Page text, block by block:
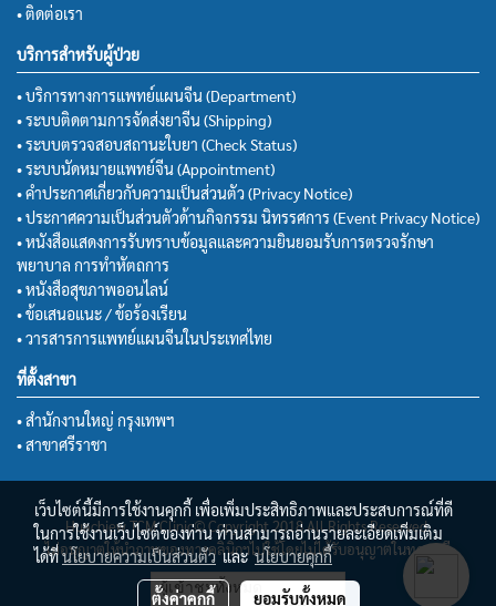
• ติดต่อเรา
บริการสำหรับผู้ป่วย
• บริการทางการแพทย์แผนจีน (Department)
• ระบบติดตามการจัดส่งยาจีน (Shipping)
• ระบบตรวจสอบสถานะใบยา (Check Status)
• ระบบนัดหมายแพทย์จีน (Appointment)
• คำประกาศเกี่ยวกับความเป็นส่วนตัว (Privacy Notice)
• ประกาศความเป็นส่วนตัวด้านกิจกรรม นิทรรศการ (Event Privacy Notice)
• หนังสือแสดงการรับทราบข้อมูลและความยินยอมรับการตรวจรักษา
พยาบาล การทำหัตถการ
• หนังสือสุขภาพออนไลน์
• ข้อเสนอแนะ / ข้อร้องเรียน
• วารสารการแพทย์แผนจีนในประเทศไทย
ที่ตั้งสาขา
• สำนักงานใหญ่ กรุงเทพฯ
• สาขาศรีราชา
Huachiew TCM Clinic© Copyright 2018 All Rights Reserved.
ไม่อนุญาตให้นำภาพของทางคลินิกฯไปใช้โดยไม่ได้รับอนุญาตในทุกกรณี
ผู้เข้าชมทั้งหมด
เว็บไซต์นี้มีการใช้งานคุกกี้ เพื่อเพิ่มประสิทธิภาพและประสบการณ์ที่ดี
ในการใช้งานเว็บไซต์ของท่าน ท่านสามารถอ่านรายละเอียดเพิ่มเติม
ได้ที่นโยบายความเป็นส่วนตัวและนโยบายคุกกี้
ตั้งค่าคุกกี้ ยอมรับทั้งหมด